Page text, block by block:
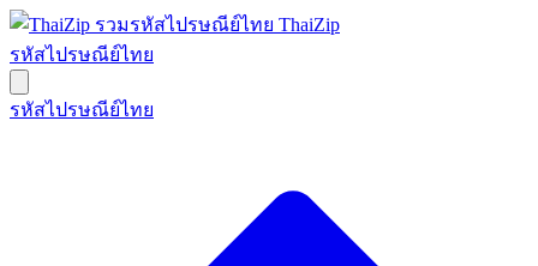
ThaiZip
รหัสไปรษณีย์ไทย
รหัสไปรษณีย์ไทย